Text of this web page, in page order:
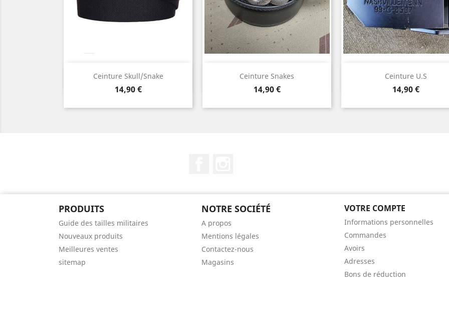
Ceinture Skull/snake
Prix
14,90 €
Aperçu rapide Ceinture Snakes
Prix
14,90 €
Aperçu rapide Ceinture U.S
Prix
14,90 €
Aperçu rapide
PRODUITS
Guide des tailles militaires
Nouveaux produits
Meilleures ventes
sitemap
NOTRE SOCIÉTÉ
A propos
Mentions légales
Contactez-nous
Magasins
VOTRE COMPTE
Informations personnelles
Commandes
Avoirs
Adresses
Bons de réduction